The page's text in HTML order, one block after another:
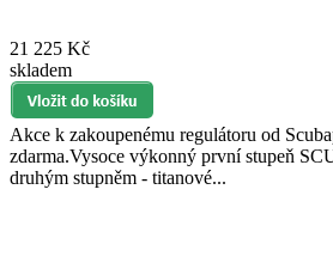
21 225 Kč
skladem
Akce k zakoupenému regulátoru od
zdarma.Vysoce výkonný první stupeň
druhým stupněm - titanové...